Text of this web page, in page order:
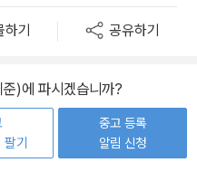
기 공유하기
)에 파시겠습니까?
기
중고 등록
알림 신청